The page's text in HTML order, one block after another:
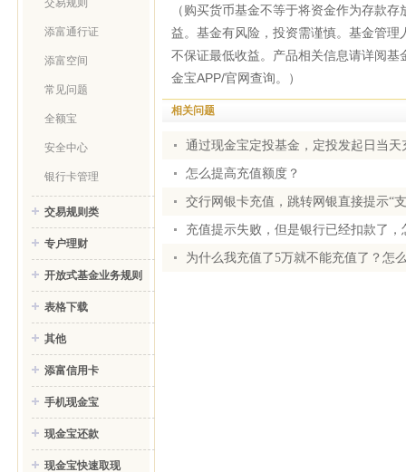
交易规则
添富通行证
添富空间
常见问题
全额宝
安全中心
银行卡管理
交易规则类
专户理财
开放式基金业务规则
表格下载
其他
添富信用卡
手机现金宝
现金宝还款
现金宝快速取现
（购买货币基金不等于将资金作为存款
益。基金有风险，投资需谨慎。基金管
不保证最低收益。产品相关信息请详阅
金宝APP/官网查询。）
相关问题
通过现金宝定投基金，定投发起日当
怎么提高充值额度？
交行网银卡充值，跳转网银直接提示“
充值提示失败，但是银行已经扣款了，
为什么我充值了5万就不能充值了？怎